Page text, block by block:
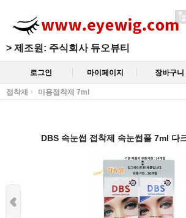
> 제조원: 주식회사 듀오뷰티
로그인 마이페이지 장바구니
접착제 미용접착제 7ml
DBS 속눈썹 접착제 속눈썹풀 7ml 다